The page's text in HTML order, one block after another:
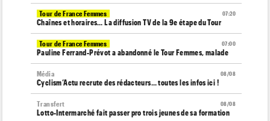
07:20
Tour de France Femmes
Chaînes et horaires… La diffusion TV de la 9e étape du Tour
07:00
Tour de France Femmes
Pauline Ferrand-Prévot a abandonné le Tour Femmes, malade
08/08
Média
Cyclism’Actu recrute des rédacteurs… toutes les infos ici !
08/08
Transfert
Lotto-Intermarché fait passer pro trois jeunes de sa formation